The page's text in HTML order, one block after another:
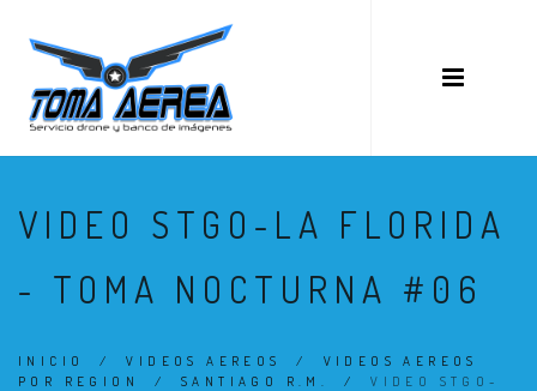
VIDEO STGO-LA FLORIDA
- TOMA NOCTURNA #06
INICIO /VIDEOS AEREOS / VIDEOS AEREOS
POR REGION
/SANTIAGO R.M. /VIDEO STGO-